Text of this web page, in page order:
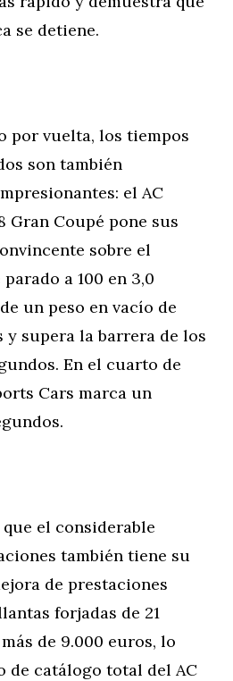
se detiene.
por vuelta, los tiempos
son también
el AC
Gran Coupé pone sus
sobre el
a 100 en 3,0
un peso en vacío de
y supera la barrera de los
En el cuarto de
Cars marca un
el considerable
también tiene su
de prestaciones
forjadas de 21
de 9.000 euros, lo
de catálogo total del AC